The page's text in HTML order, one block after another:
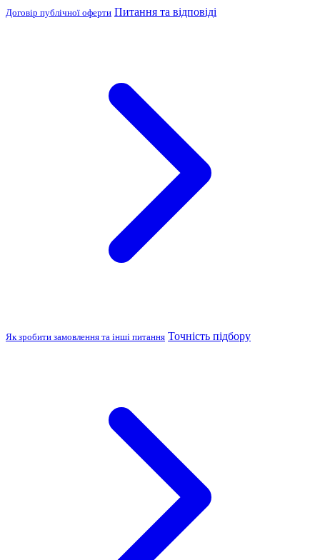
Договір публічної оферти Питання та відповіді
Як зробити замовлення та інші питання Точність підбору